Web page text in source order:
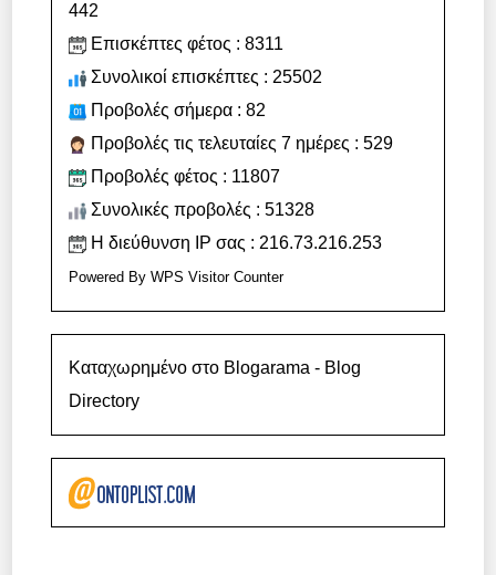
442
Επισκέπτες φέτος : 8311
Συνολικοί επισκέπτες : 25502
Προβολές σήμερα : 82
Προβολές τις τελευταίες 7 ημέρες : 529
Προβολές φέτος : 11807
Συνολικές προβολές : 51328
Η διεύθυνση IP σας : 216.73.216.253
Powered ByWPS Visitor Counter
Καταχωρημένο στο Blogarama - Blog
Directory